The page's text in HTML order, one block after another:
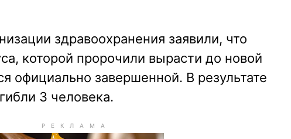
здравоохранения заявили, что
которой пророчили вырасти до новой
официально завершенной. В результате
3 человека.